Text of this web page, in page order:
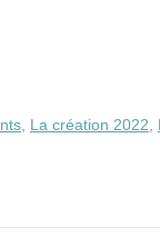
La création 2022